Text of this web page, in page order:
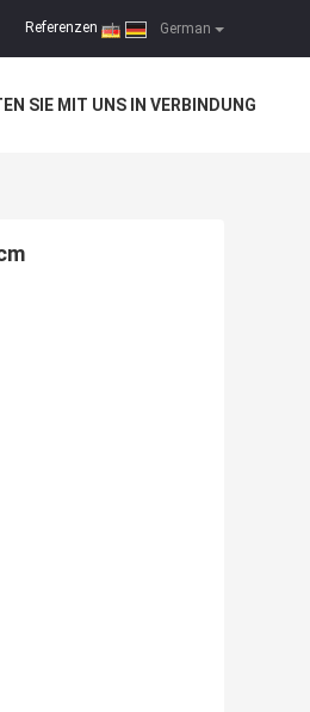
German
Referenzen |
SIE MIT UNS IN VERBINDUNG